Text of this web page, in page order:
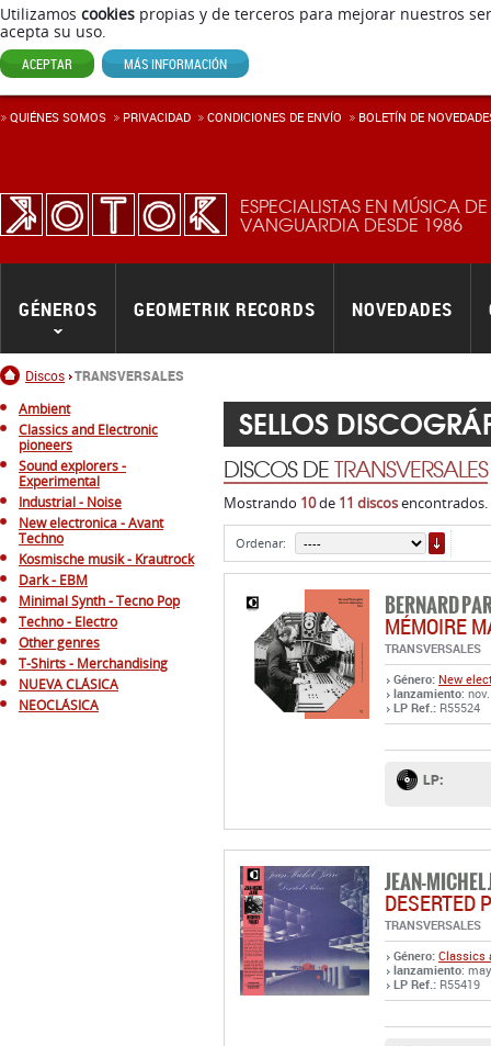
Utilizamos cookies propias y de terceros para mejorar nuestros
acepta su uso.
ACEPTAR MÁS INFORMACIÓN
ESPECIALISTAS EN MÚSICA DE
VANGUARDIA DESDE 1986
Inicio
Discos TRANSVERSALES
GÉNEROS GEOMETRIK RECORDS NOVEDADES
QUIÉNES SOMOS PRIVACIDAD CONDICIONES DE ENVÍ­O BOLETÍN DE
Ambient
Classics and Electronic
pioneers
Sound explorers -
Experimental
Industrial - Noise
New electronica - Avant
Techno
Kosmische musik - Krautrock
Dark - EBM
Minimal Synth - Tecno Pop
Techno - Electro
Other genres
T-Shirts - Merchandising
NUEVA CLÁSICA
NEOCLÁSICA
SELLOS
DISCOS DETRANSVERSALES
Mostrando 10de 11 discosencontrados.
Ordenar:
BERNARD
MÉMOIRE
TRANSVERSALES
Género: New
lanzamiento:
LP Ref.: R55524
LP:
JEAN-MICHEL
DESERTED
TRANSVERSALES
Género: Classics
lanzamiento:
LP Ref.: R55419